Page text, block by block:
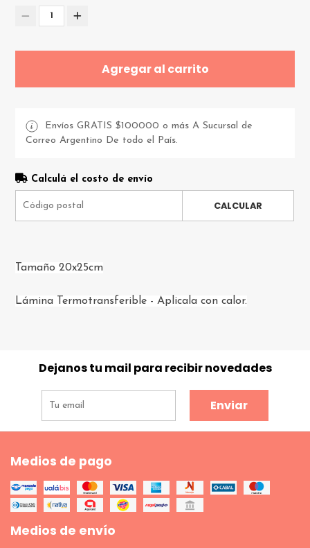
1
Agregar al carrito
Envíos GRATIS $100000 o más A Sucursal de
Correo Argentino De todo el País.
Calculá el costo de envío
CALCULAR
Tamaño 20x25cm
Lámina Termotransferible - Aplicala con calor.
Dejanos tu mail para recibir novedades
Enviar
Medios de pago
Medios de envío